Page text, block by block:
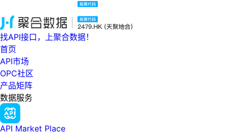
找API接口，上聚合数据！
首页
API市场
OPC社区
产品矩阵
数据服务
API Market Place